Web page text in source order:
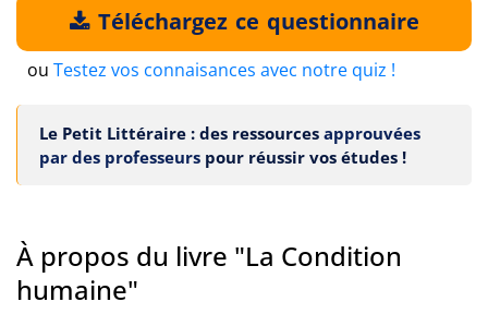
Téléchargez ce questionnaire
ou Testez vos connaisances avec notre quiz !
Le Petit Littéraire : des ressources approuvées
par des professeurs pour réussir vos études !
À propos du livre "La Condition
humaine"